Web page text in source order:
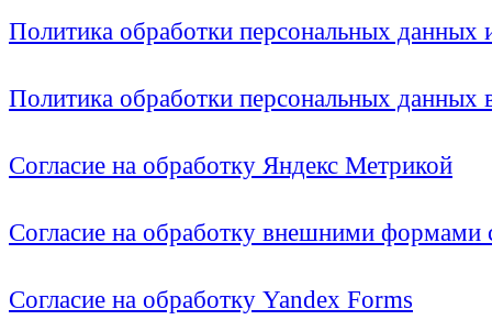
Политика обработки персональных
Политика обработки персональных
Согласие на обработку Яндекс Метрикой
Согласие на обработку внешними формами
Согласие на обработку Yandex Forms